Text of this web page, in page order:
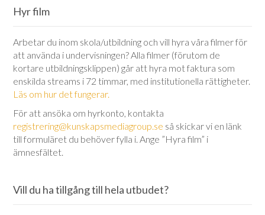
Hyr film
Arbetar du inom skola/utbildning och vill hyra våra filmer för
att använda i undervisningen? Alla filmer (förutom de
kortare utbildningsklippen) går att hyra mot faktura som
enskilda streams i 72 timmar, med institutionella rättigheter.
Läs om hur det fungerar.
För att ansöka om hyrkonto, kontakta
registrering@kunskapsmediagroup.se så skickar vi en länk
till formuläret du behöver fylla i. Ange ”Hyra film” i
ämnesfältet.
Vill du ha tillgång till hela utbudet?